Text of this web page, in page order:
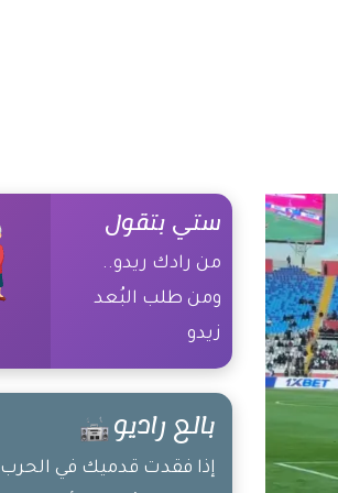
ستي بتقول
من رادك ريدو..
ومن طلب البُعد
زيدو
بالع راديو
إذا فقدت قدميك في الحرب